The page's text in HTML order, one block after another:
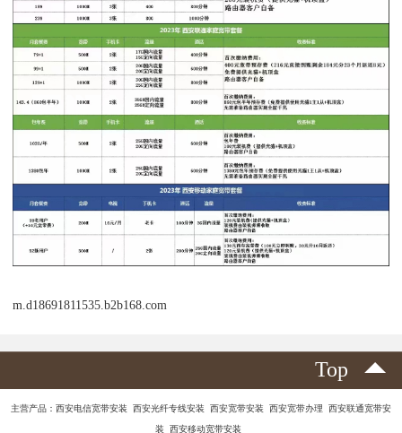
m.d18691811535.b2b168.com
Top
主营产品：西安电信宽带安装 西安光纤专线安装 西安宽带安装 西安宽带办理 西安联通宽带安
装 西安移动宽带安装